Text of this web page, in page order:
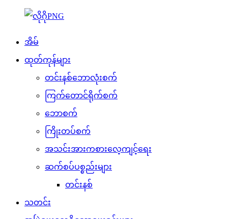
အိမ်
ထုတ်ကုန်များ
တင်းနစ်ဘောလုံးစက်
ကြက်တောင်ရိုက်စက်
ဘောစက်
ကြိုးတပ်စက်
အသင်းအားကစားလေ့ကျင့်ရေး
ဆက်စပ်ပစ္စည်းများ
တင်းနစ်
သတင်း